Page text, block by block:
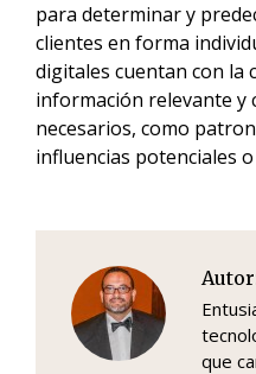
para determinar y
clientes en forma
digitales cuentan con la
información relevante y
necesarios, como
influencias potenciales
que